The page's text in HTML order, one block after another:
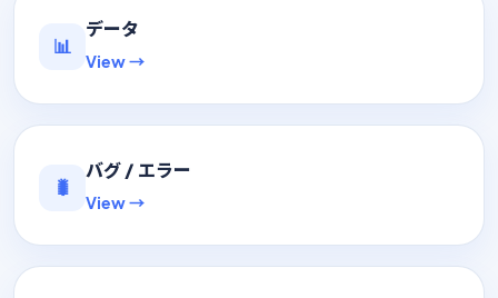
📊
データ
View →
🐛
バグ / エラー
View →